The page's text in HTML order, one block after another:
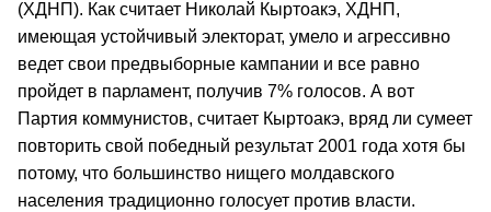
(ХДНП). Как считает Николай Кыртоакэ, ХДНП,
имеющая устойчивый электорат, умело и агрессивно
ведет свои предвыборные кампании и все равно
пройдет в парламент, получив 7% голосов. А вот
Партия коммунистов, считает Кыртоакэ, вряд ли сумеет
повторить свой победный результат 2001 года хотя бы
потому, что большинство нищего молдавского
населения традиционно голосует против власти.